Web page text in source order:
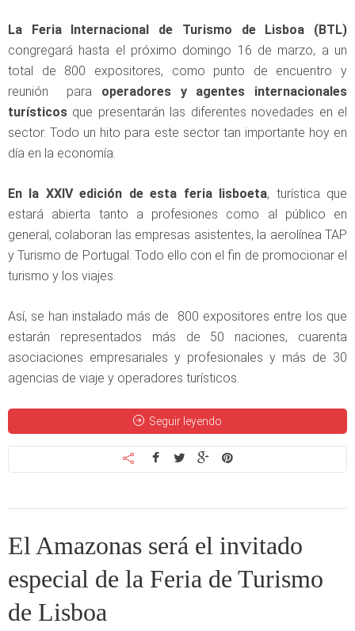
La Feria Internacional de Turismo de Lisboa (BTL)
congregará hasta el próximo domingo 16 de marzo, a un
total de 800 expositores, como punto de encuentro y
reunión para operadores y agentes internacionales
turísticos que presentarán las diferentes novedades en el
sector. Todo un hito para este sector tan importante hoy en
día en la economía.
En la XXIV edición de esta feria lisboeta, turística que
estará abierta tanto a profesiones como al público en
general, colaboran las empresas asistentes, la aerolínea TAP
y Turismo de Portugal. Todo ello con el fin de promocionar el
turismo y los viajes.
Así, se han instalado más de 800 expositores entre los que
estarán representados más de 50 naciones, cuarenta
asociaciones empresariales y profesionales y más de 30
agencias de viaje y operadores turísticos.
Seguir leyendo
El Amazonas será el invitado
especial de la Feria de Turismo
de Lisboa